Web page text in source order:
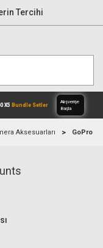
Tercihi
Aksesuarları GoPro